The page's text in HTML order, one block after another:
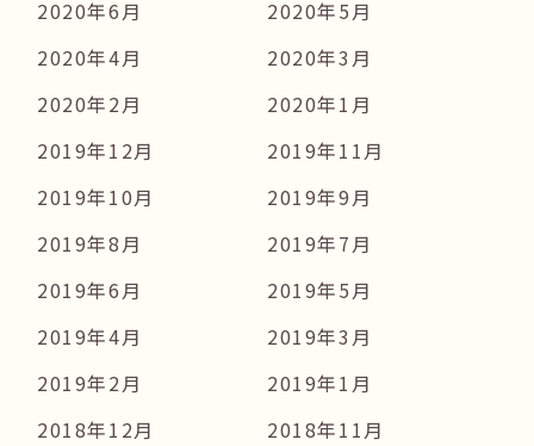
2020年6月
2020年5月
2020年4月
2020年3月
2020年2月
2020年1月
2019年12月
2019年11月
2019年10月
2019年9月
2019年8月
2019年7月
2019年6月
2019年5月
2019年4月
2019年3月
2019年2月
2019年1月
2018年12月
2018年11月